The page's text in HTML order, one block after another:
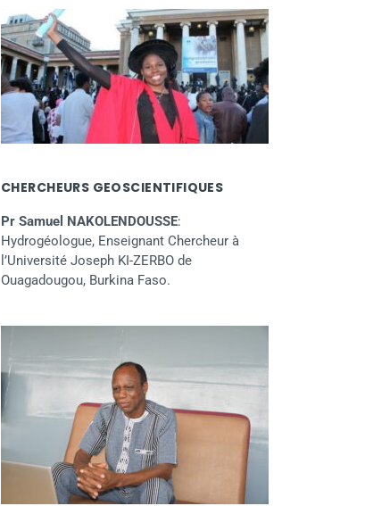
CHERCHEURS GEOSCIENTIFIQUES
Pr Samuel NAKOLENDOUSSE:
Hydrogéologue, Enseignant Chercheur à
l’Université Joseph KI-ZERBO de
Ouagadougou, Burkina Faso.